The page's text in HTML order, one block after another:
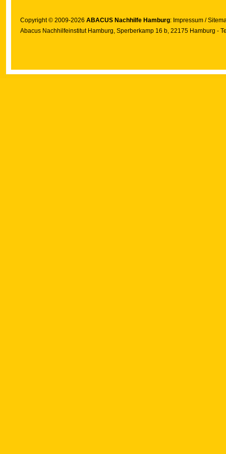
Copyright © 2009-2026 ABACUS Nachhilfe Hamburg: Impressum /
Abacus Nachhilfeinstitut Hamburg, Sperberkamp 16 b, 22175 Hamburg -